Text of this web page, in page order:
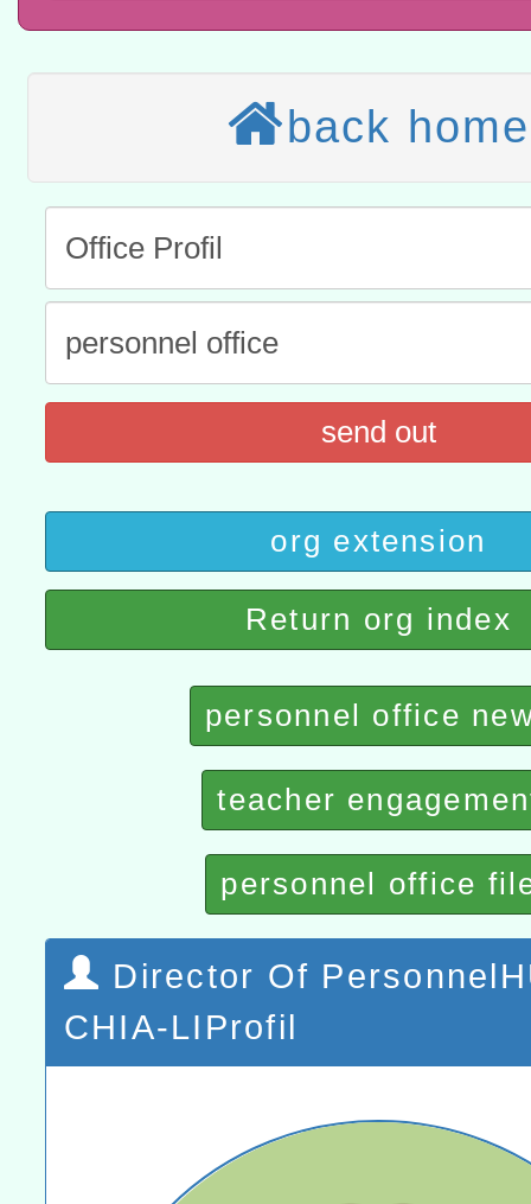
北場」計畫
班」招生簡章及EDM
共融平台-教案暨教學示範
章
教育部國民及學前教育署
COVID-19疫苗接種計畫
擴大為「滿6個月以上尚
措施，延長至115年9月28
轉知經濟部水利署委託財
研究院辦理「115年表揚
位及節水達人選拔活動」
115年8月22日(星期六)辦
市孔廟祈福系列活動—儒
航」
2026年桃園地景藝術節教
「2026桃園藝術巡演」活
轉知教育部國民及學前教
灣師範大學辦理「114至
進學校輔導計畫師資專業
函轉國家教育研究院中心
民族教育政策研討會「原
轉知教育部國民及學前教
研習實施計畫－夢的N次
北場」計畫
臺北學習中心115年度第2
班」招生簡章及EDM
轉知有關國立成功大學辦
共融平台-教案暨教學示範
教育部國民及學前教育署
COVID-19疫苗接種計畫
擴大為「滿6個月以上尚
措施，延長至115年9月28
back home
send out
org extension
Return org index
personnel office
teacher
personnel office
Director Of
CHIA-LIProfil